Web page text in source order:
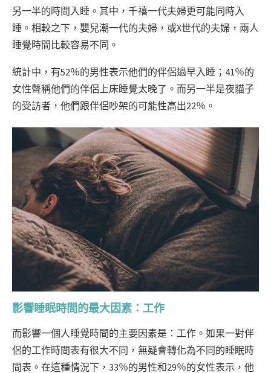
另一半的時間入睡。其中，千禧一代夫婦更可能同時入
睡。相較之下，嬰兒潮一代的夫婦，或X世代的夫婦，兩人
睡覺時間比較容易不同。
統計中，有52％的男性表示他們的伴侶過早入睡；41％的
女性聲稱他們的伴侶上床睡覺太晚了。而另一半是夜貓子
的受訪者，他們跟伴侶吵架的可能性高出22％。
影響睡眠時間的最大因素：工作
而影響一個人睡覺時間的主要因素是：工作。如果一對伴
侶的工作時間表有很大不同，無疑會轉化為不同的睡眠時
間表。在這種情況下，33％的男性和29％的女性表示，他